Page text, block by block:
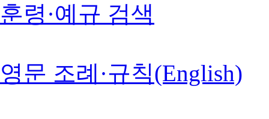
훈령·예규 검색
영문 조례·규칙(English)